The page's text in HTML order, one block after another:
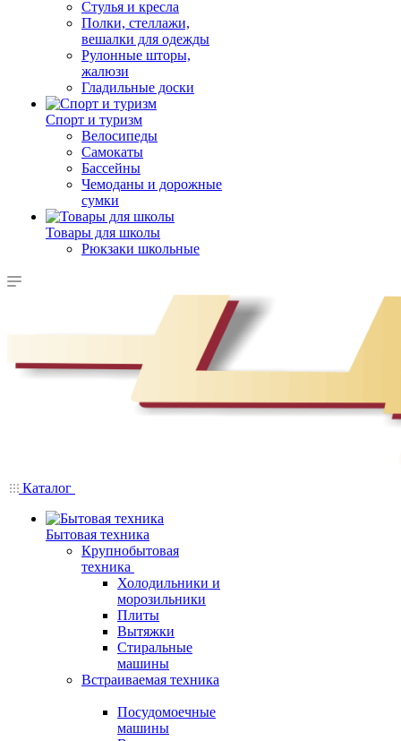
Стулья и кресла
Полки, стеллажи,
вешалки для одежды
Рулонные шторы,
жалюзи
Гладильные доски
Спорт и туризм
Велосипеды
Самокаты
Бассейны
Чемоданы и дорожные
сумки
Товары для школы
Рюкзаки школьные
Каталог
Бытовая техника
Крупнобытовая
техника
Холодильники и
морозильники
Плиты
Вытяжки
Стиральные
машины
Встраиваемая техника
Посудомоечные
машины